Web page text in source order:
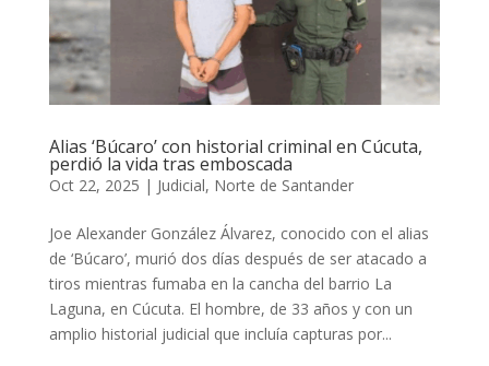
Alias ‘Búcaro’ con historial criminal en Cúcuta,
perdió la vida tras emboscada
Oct 22, 2025 | Judicial, Norte de Santander
Joe Alexander González Álvarez, conocido con el alias
de ‘Búcaro’, murió dos días después de ser atacado a
tiros mientras fumaba en la cancha del barrio La
Laguna, en Cúcuta. El hombre, de 33 años y con un
amplio historial judicial que incluía capturas por...